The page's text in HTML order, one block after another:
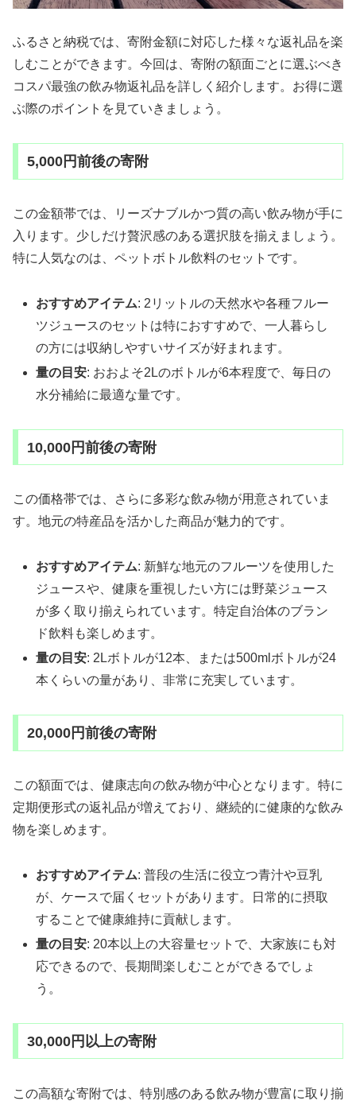
ふるさと納税では、寄附金額に対応した様々な返礼品を楽
しむことができます。今回は、寄附の額面ごとに選ぶべき
コスパ最強の飲み物返礼品を詳しく紹介します。お得に選
ぶ際のポイントを見ていきましょう。
5,000円前後の寄附
この金額帯では、リーズナブルかつ質の高い飲み物が手に
入ります。少しだけ贅沢感のある選択肢を揃えましょう。
特に人気なのは、ペットボトル飲料のセットです。
おすすめアイテム: 2リットルの天然水や各種フルー
ツジュースのセットは特におすすめで、一人暮らし
の方には収納しやすいサイズが好まれます。
量の目安: おおよそ2Lのボトルが6本程度で、毎日の
水分補給に最適な量です。
10,000円前後の寄附
この価格帯では、さらに多彩な飲み物が用意されていま
す。地元の特産品を活かした商品が魅力的です。
おすすめアイテム: 新鮮な地元のフルーツを使用した
ジュースや、健康を重視したい方には野菜ジュース
が多く取り揃えられています。特定自治体のブラン
ド飲料も楽しめます。
量の目安: 2Lボトルが12本、または500mlボトルが24
本くらいの量があり、非常に充実しています。
20,000円前後の寄附
この額面では、健康志向の飲み物が中心となります。特に
定期便形式の返礼品が増えており、継続的に健康的な飲み
物を楽しめます。
おすすめアイテム: 普段の生活に役立つ青汁や豆乳
が、ケースで届くセットがあります。日常的に摂取
することで健康維持に貢献します。
量の目安: 20本以上の大容量セットで、大家族にも対
応できるので、長期間楽しむことができるでしょ
う。
30,000円以上の寄附
この高額な寄附では、特別感のある飲み物が豊富に取り揃